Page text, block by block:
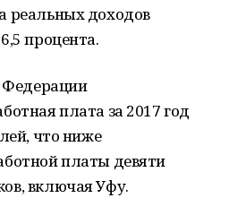
реальных доходов
процента.
Федерации
плата за 2017 год
что ниже
платы девяти
включая Уфу.